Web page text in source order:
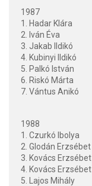
1987
1. Hadar Klára
2. Iván Éva
3. Jakab Ildikó
4. Kubinyi Ildikó
5. Palkó István
6. Riskó Márta
7. Vántus Anikó
1988
1. Czurkó Ibolya
2. Glodán Erzsébet
3. Kovács Erzsébet
4. Kovács Erzsébet
5. Lajos Mihály